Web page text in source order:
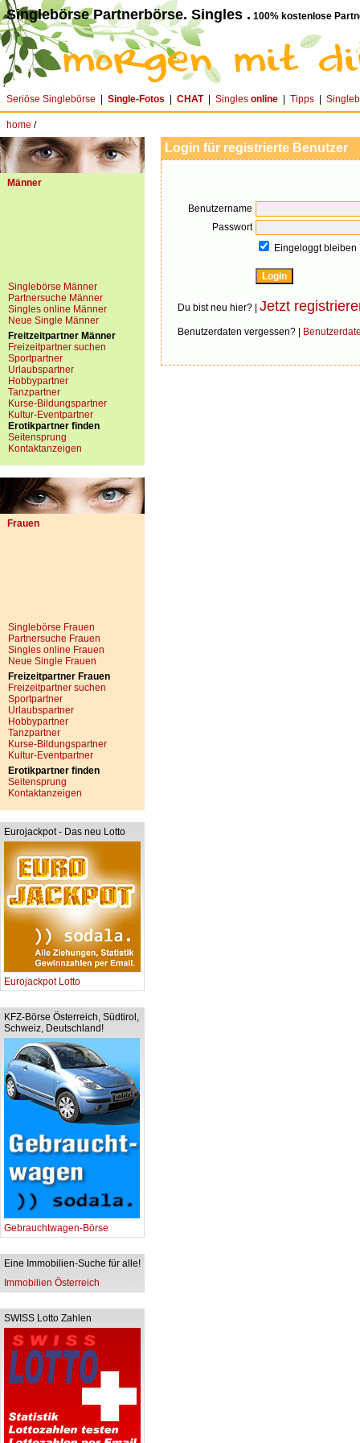
Singlebörse Partnerbörse. Singles . 100% kostenlose
Seriöse Singlebörse Single-Fotos CHAT| Singles online Tipps
home /
Männer
Singlebörse Männer
Partnersuche Männer
Singles online Männer
Neue Single Männer
Freitzeitpartner Männer
Freizeitpartner suchen
Sportpartner
Urlaubspartner
Hobbypartner
Tanzpartner
Kurse-Bildungspartner
Kultur-Eventpartner
Erotikpartner finden
Seitensprung
Kontaktanzeigen
Frauen
Singlebörse Frauen
Partnersuche Frauen
Singles online Frauen
Neue Single Frauen
Freizeitpartner Frauen
Freizeitpartner suchen
Sportpartner
Urlaubspartner
Hobbypartner
Tanzpartner
Kurse-Bildungspartner
Kultur-Eventpartner
Erotikpartner finden
Seitensprung
Kontaktanzeigen
Eurojackpot - Das neu Lotto
Eurojackpot Lotto
KFZ-Börse Österreich, Südtirol,
Schweiz, Deutschland!
Gebrauchtwagen-Börse
Eine Immobilien-Suche für alle!
Immobilien Österreich
SWISS Lotto Zahlen
Login für registrierte Benutzer
Benutzername
Passwort
Eingeloggt bleiben
Du bist neu hier? | Jetzt
Benutzerdaten vergessen? |